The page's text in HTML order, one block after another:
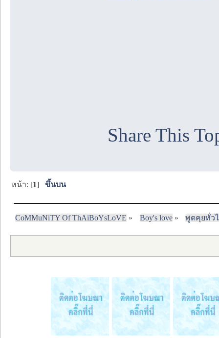
Share This
หน้า: [1]ขึ้นบน
CoMMuNiTY Of ThAiBoYsLoVE » Boy's love» พูดคุยทั่ว